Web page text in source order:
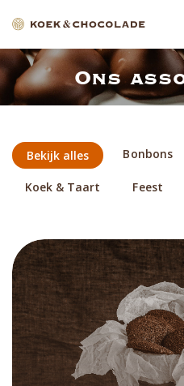
Ons Je
Filters assortiment
Bekijk alles Bonbons
Koek & Taart Feest